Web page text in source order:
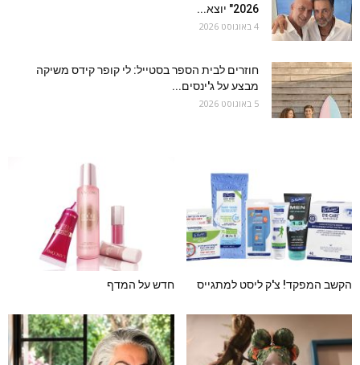
2026" יוצא...
4 באוגוסט 2026
חוזרים לבית הספר בסטייל: לי קופר קידס משיקה
מבצע על ג'ינסים...
5 באוגוסט 2026
הקשב המפקד! צ'ק ליסט למתגייס חדש על המדף